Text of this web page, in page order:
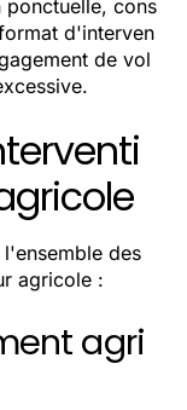
ponctuelle, cons
d'interven
de vol
des
agricole :
agri